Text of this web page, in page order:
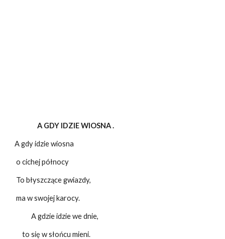
A GDY IDZIE WIOSNA .
A gdy idzie wiosna
o cichej północy
To błyszczące gwiazdy,
ma w swojej karocy.
A gdzie idzie we dnie,
to się w słońcu mieni.